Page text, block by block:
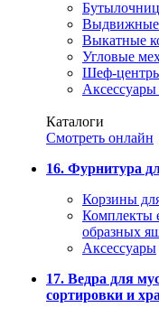
Выдвижные
Выкатные
Угловые
Шеф-
Каталоги
Смотреть онлайн
16. Фурнитура
Корзины
Комплекты
образных
Аксессуары
17. Ведра для
сортировки и